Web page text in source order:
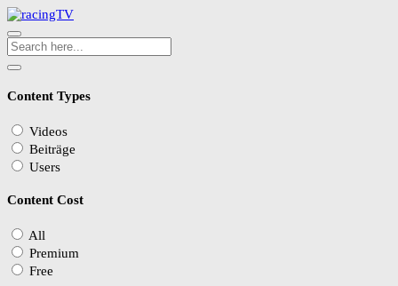
Content Types
Videos
Beiträge
Users
Content Cost
All
Premium
Free